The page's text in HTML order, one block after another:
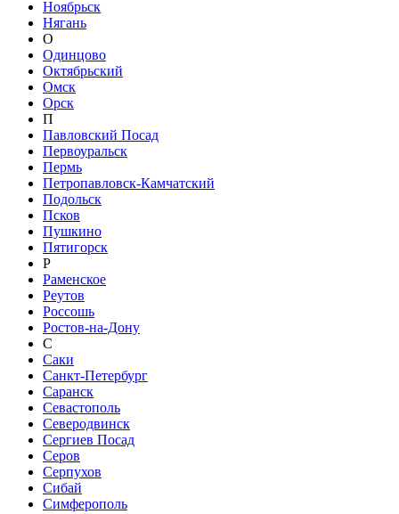
Ноябрьск
Нягань
О
Одинцово
Октябрьский
Омск
Орск
П
Павловский Посад
Первоуральск
Пермь
Петропавловск-Камчатский
Подольск
Псков
Пушкино
Пятигорск
Р
Раменское
Реутов
Россошь
Ростов-на-Дону
С
Саки
Санкт-Петербург
Саранск
Севастополь
Северодвинск
Сергиев Посад
Серов
Серпухов
Сибай
Симферополь